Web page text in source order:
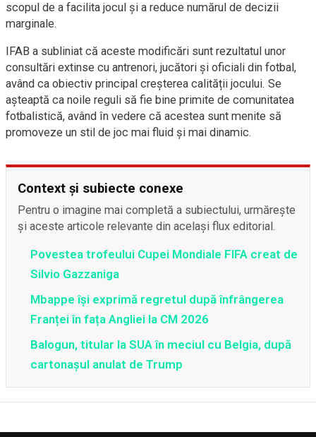
scopul de a facilita jocul și a reduce numărul de decizii
marginale.
IFAB a subliniat că aceste modificări sunt rezultatul unor
consultări extinse cu antrenori, jucători și oficiali din fotbal,
având ca obiectiv principal creșterea calității jocului. Se
așteaptă ca noile reguli să fie bine primite de comunitatea
fotbalistică, având în vedere că acestea sunt menite să
promoveze un stil de joc mai fluid și mai dinamic.
Context și subiecte conexe
Pentru o imagine mai completă a subiectului, urmărește
și aceste articole relevante din același flux editorial.
Povestea trofeului Cupei Mondiale FIFA creat de
Silvio Gazzaniga
Mbappe își exprimă regretul după înfrângerea
Franței în fața Angliei la CM 2026
Balogun, titular la SUA în meciul cu Belgia, după
cartonașul anulat de Trump